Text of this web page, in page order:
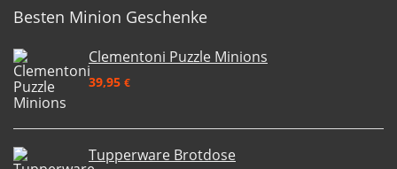
Besten Minion Geschenke
Clementoni Puzzle Minions
39,95 €
Tupperware Brotdose